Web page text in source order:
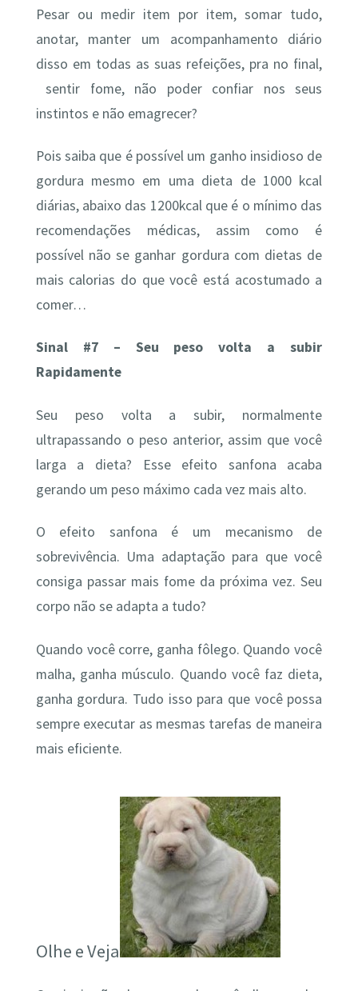
Pesar ou medir item por item, somar tudo,
anotar, manter um acompanhamento diário
disso em todas as suas refeições, pra no final,
sentir fome, não poder confiar nos seus
instintos e não emagrecer?
Pois saiba que é possível um ganho insidioso de
gordura mesmo em uma dieta de 1000 kcal
diárias, abaixo das 1200kcal que é o mínimo das
recomendações médicas, assim como é
possível não se ganhar gordura com dietas de
mais calorias do que você está acostumado a
comer…
Sinal #7 – Seu peso volta a subir
Rapidamente
Seu peso volta a subir, normalmente
ultrapassando o peso anterior, assim que você
larga a dieta? Esse efeito sanfona acaba
gerando um peso máximo cada vez mais alto.
O efeito sanfona é um mecanismo de
sobrevivência. Uma adaptação para que você
consiga passar mais fome da próxima vez. Seu
corpo não se adapta a tudo?
Quando você corre, ganha fôlego. Quando você
malha, ganha músculo. Quando você faz dieta,
ganha gordura. Tudo isso para que você possa
sempre executar as mesmas tarefas de maneira
mais eficiente.
Olhe e Veja